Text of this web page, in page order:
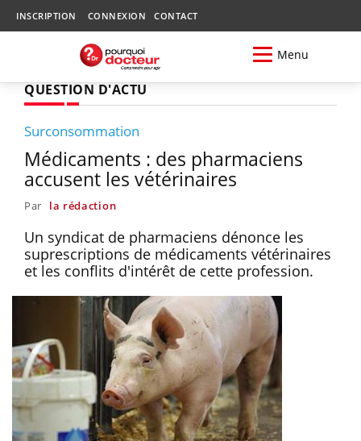
INSCRIPTION CONNEXION CONTACT
Menu
QUESTION D'ACTU
Surconsommation
Médicaments : des pharmaciens
accusent les vétérinaires
Par la rédaction
Un syndicat de pharmaciens dénonce les
suprescriptions de médicaments vétérinaires
et les conflits d'intérêt de cette profession.